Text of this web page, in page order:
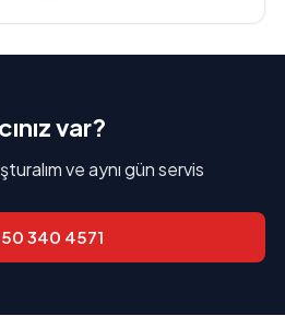
var?
ve aynı gün servis
340 4571